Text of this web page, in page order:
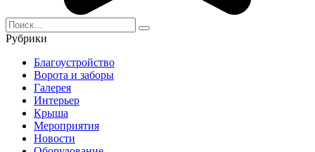
Search
for:
Рубрики
Благоустройство
Ворота и заборы
Галерея
Интерьер
Крыша
Мероприятия
Новости